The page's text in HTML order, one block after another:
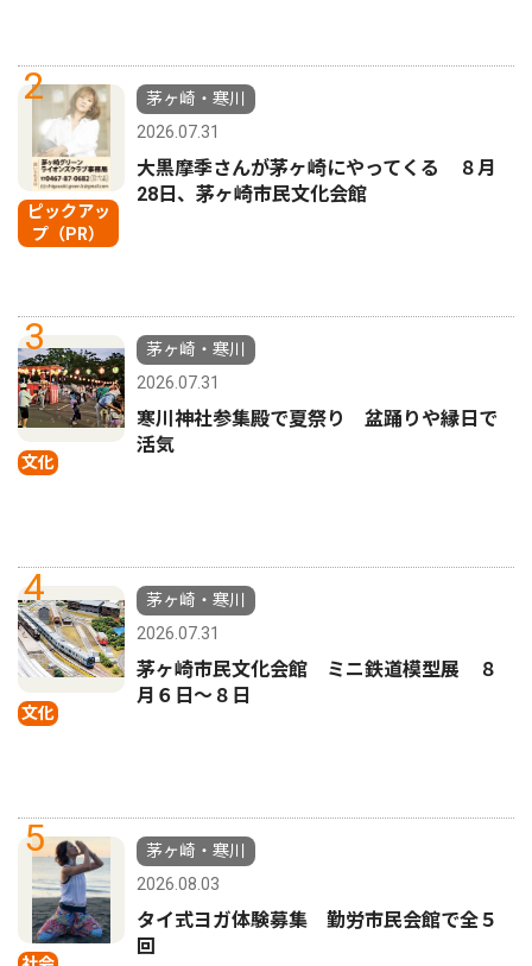
2
ピックアッ
プ（PR）
茅ヶ崎・寒川
2026.07.31
大黒摩季さんが茅ヶ崎にやってくる ８月
28日、茅ヶ崎市民文化会館
3
文化
茅ヶ崎・寒川
2026.07.31
寒川神社参集殿で夏祭り 盆踊りや縁日で
活気
4
文化
茅ヶ崎・寒川
2026.07.31
茅ヶ崎市民文化会館 ミニ鉄道模型展 ８
月６日〜８日
5
茅ヶ崎・寒川
2026.08.03
タイ式ヨガ体験募集 勤労市民会館で全５
回